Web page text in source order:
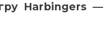
Harbingers —